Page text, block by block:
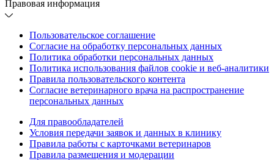
Правовая информация
Пользовательское соглашение
Согласие на обработку персональных данных
Политика обработки персональных данных
Политика использования файлов cookie и веб-аналитики
Правила пользовательского контента
Согласие ветеринарного врача на распространение
персональных данных
Для правообладателей
Условия передачи заявок и данных в клинику
Правила работы с карточками ветеринаров
Правила размещения и модерации